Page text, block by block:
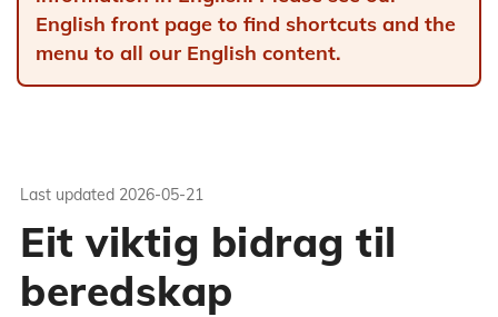
English front page to find shortcuts and the
menu to all our English content.
Last updated 2026-05-21
Eit viktig bidrag til
beredskap